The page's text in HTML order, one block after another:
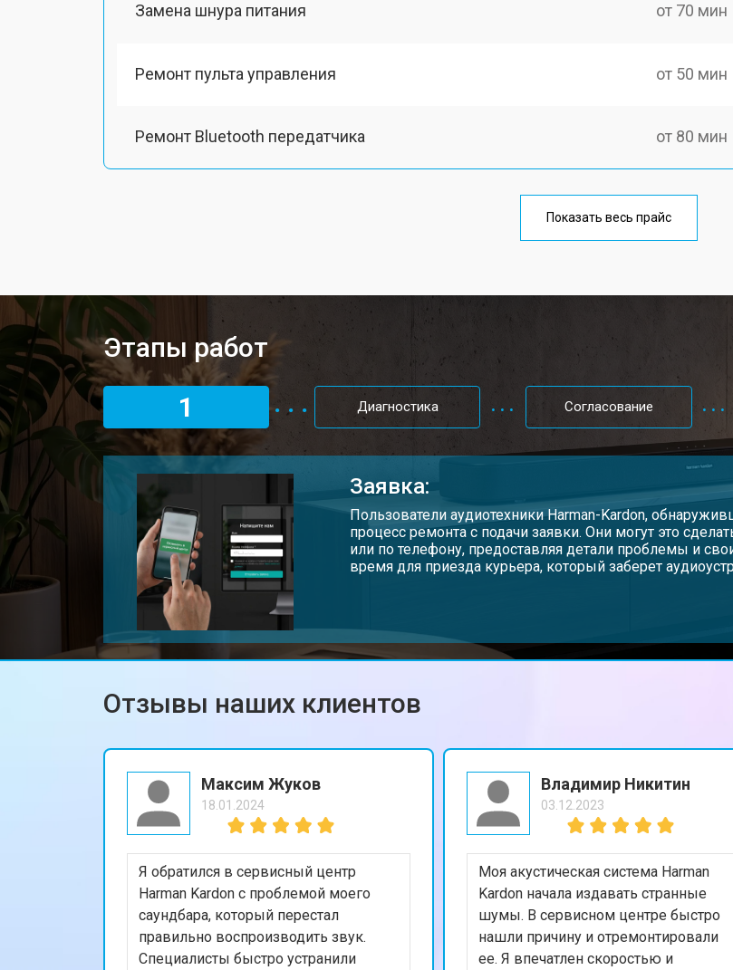
Замена шнура питания от 70 мин
Ремонт пульта управления от 50 мин
Ремонт Bluetooth передатчика от 80 мин
Показать весь прайс
Этапы работ
1
Диагностика Согласование
Заявка:
Пользователи аудиотехники Harman-Kardon,
процесс ремонта с подачи заявки. Они могут это
или по телефону, предоставляя детали проблемы и
время для приезда курьера, который заберет
Отзывы наших клиентов
Максим Жуков
18.01.2024
Я обратился в сервисный центр
Harman Kardon с проблемой моего
саундбара, который перестал
правильно воспроизводить звук.
Специалисты быстро устранили
Владимир Никитин
03.12.2023
Моя акустическая система Harman
Kardon начала издавать странные
шумы. В сервисном центре быстро
нашли причину и отремонтировали
ее. Я впечатлен скоростью и